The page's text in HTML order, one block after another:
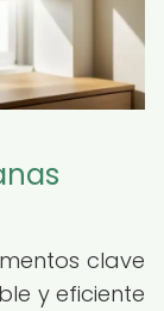
clave
y eficiente